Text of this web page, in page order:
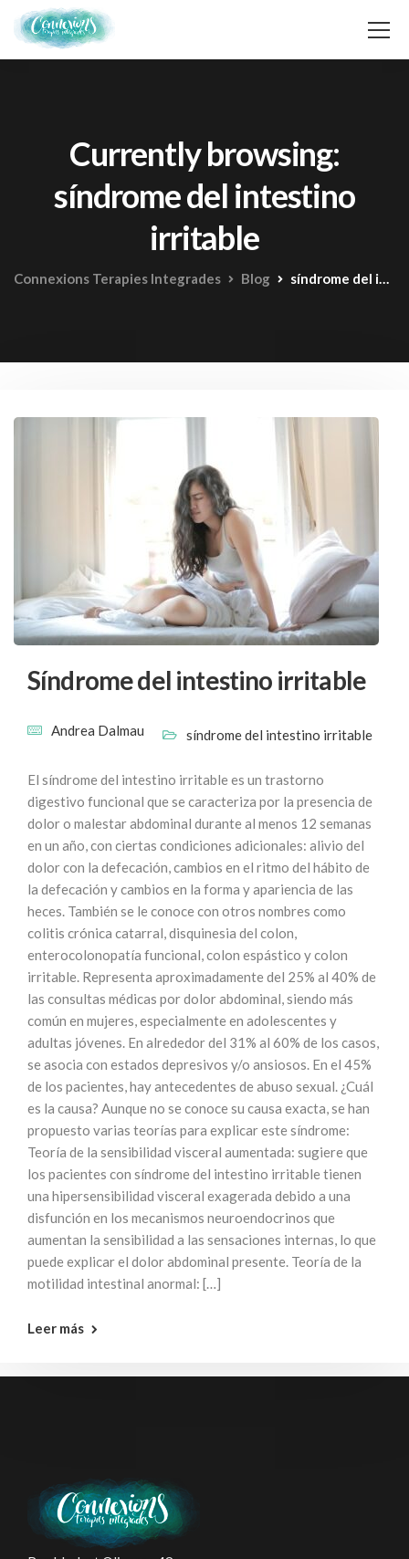
Currently browsing:
síndrome del intestino
irritable
Connexions Terapies Integrades Blog síndrome del intestino irritable
Síndrome del intestino irritable
Andrea Dalmau síndrome del intestino irritable
El síndrome del intestino irritable es un trastorno
digestivo funcional que se caracteriza por la presencia de
dolor o malestar abdominal durante al menos 12 semanas
en un año, con ciertas condiciones adicionales: alivio del
dolor con la defecación, cambios en el ritmo del hábito de
la defecación y cambios en la forma y apariencia de las
heces. También se le conoce con otros nombres como
colitis crónica catarral, disquinesia del colon,
enterocolonopatía funcional, colon espástico y colon
irritable. Representa aproximadamente del 25% al 40% de
las consultas médicas por dolor abdominal, siendo más
común en mujeres, especialmente en adolescentes y
adultas jóvenes. En alrededor del 31% al 60% de los casos,
se asocia con estados depresivos y/o ansiosos. En el 45%
de los pacientes, hay antecedentes de abuso sexual. ¿Cuál
es la causa? Aunque no se conoce su causa exacta, se han
propuesto varias teorías para explicar este síndrome:
Teoría de la sensibilidad visceral aumentada: sugiere que
los pacientes con síndrome del intestino irritable tienen
una hipersensibilidad visceral exagerada debido a una
disfunción en los mecanismos neuroendocrinos que
aumentan la sensibilidad a las sensaciones internas, lo que
puede explicar el dolor abdominal presente. Teoría de la
motilidad intestinal anormal: […]
Leer más